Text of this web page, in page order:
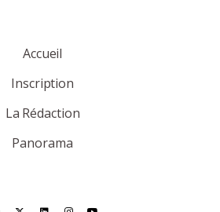
Accueil
Inscription
La Rédaction
Panorama